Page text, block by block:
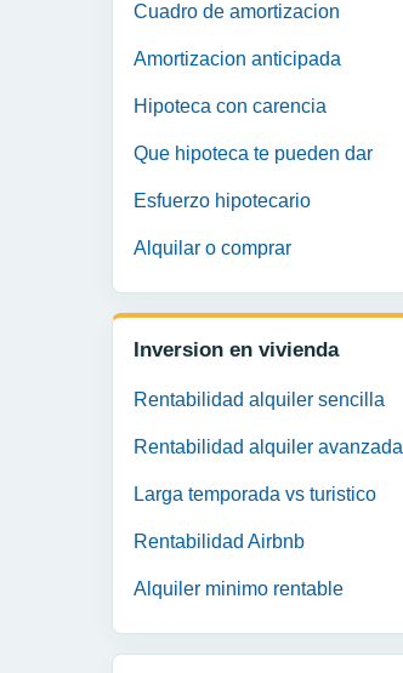
Cuadro de amortizacion
Amortizacion anticipada
Hipoteca con carencia
Que hipoteca te pueden dar
Esfuerzo hipotecario
Alquilar o comprar
Inversion en vivienda
Rentabilidad alquiler sencilla
Rentabilidad alquiler avanzada
Larga temporada vs turistico
Rentabilidad Airbnb
Alquiler minimo rentable